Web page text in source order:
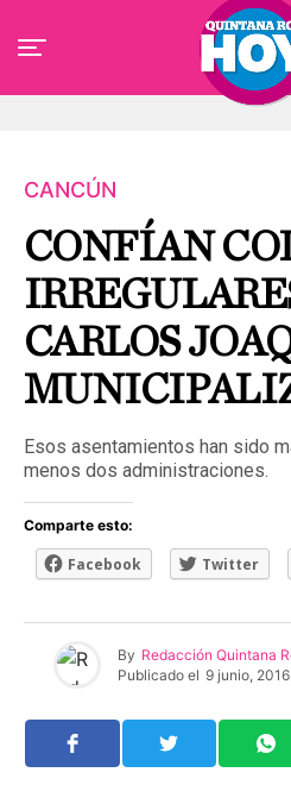
CANCÚN
CONFÍAN
CARLOS
Esos asentamientos han sido
menos dos administraciones.
Comparte esto:
Facebook Twitter
By Redacción Quintana
Publicado el 9 junio, 2016